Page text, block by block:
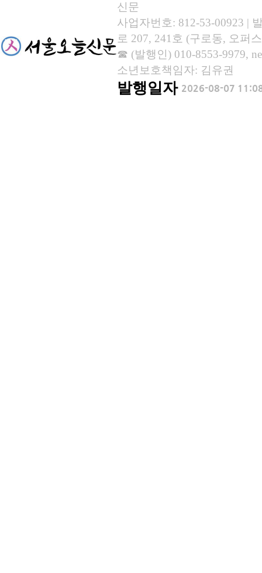
신문
사업자번호: 812-53-00923 |
로 207, 241호 (구로동, 오퍼
☎ (발행인) 010-8553-9979,
소년보호책임자: 김유권
발행일자